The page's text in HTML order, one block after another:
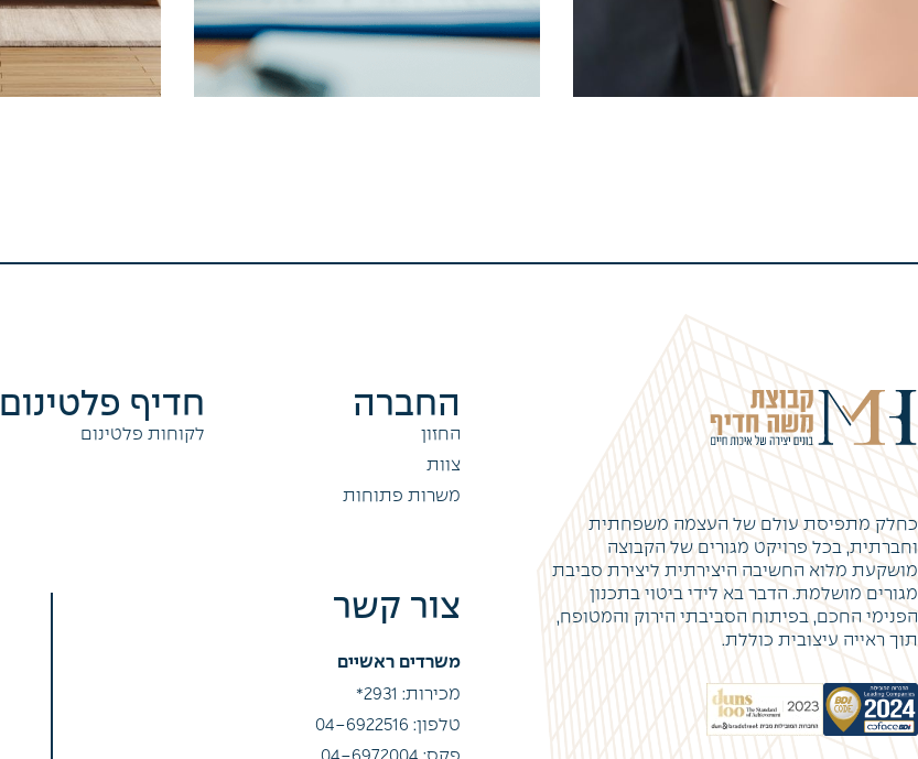
כחלק מתפיסת עולם של העצמה משפחתית
וחברתית, בכל פרויקט מגורים של הקבוצה
מושקעת מלוא החשיבה היצירתית ליצירת סביבת
מגורים מושלמת. הדבר בא לידי ביטוי בתכנון
הפנימי החכם, בפיתוח הסביבתי הירוק והמטופח,
תוך ראייה עיצובית כוללת.
החברה
החזון
צוות
משרות פתוחות
חדיף פלטינום
לקוחות פלטינום
צור קשר
משרדים ראשיים
מכירות: 2931*
טלפון: 04-6922516